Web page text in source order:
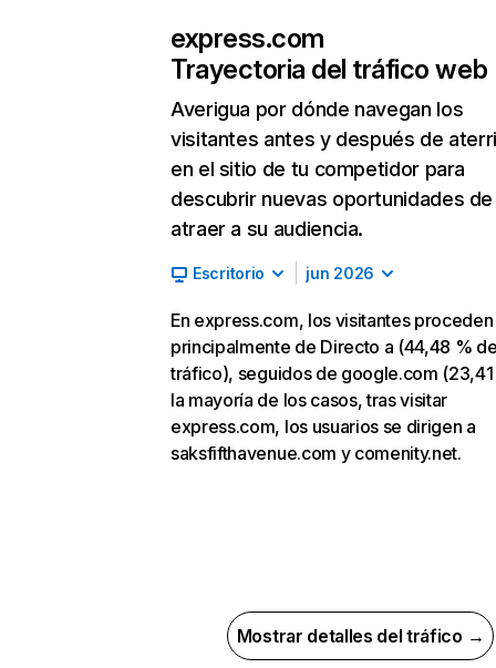
express.com
Trayectoria del tráfico web
Averigua por dónde navegan los
visitantes antes y después de
en el sitio de tu competidor para
descubrir nuevas oportunidades de
atraer a su audiencia.
Escritorio jun 2026
En express.com, los visitantes proceden
principalmente de Directo a (44,48 %
tráfico), seguidos de google.com (23,41
la mayoría de los casos, tras visitar
express.com, los usuarios se dirigen a
saksfifthavenue.com y comenity.net.
Mostrar detalles del tráfico →